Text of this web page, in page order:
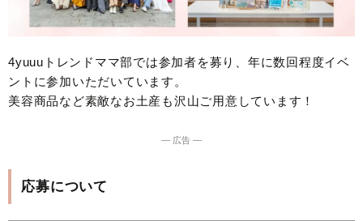
4yuuuトレンドママ部では参加者を募り、年に数回程度イベ
ントに参加いただいています。
美容商品など素敵なお土産も沢山ご用意しています！
― 広告 ―
応募について